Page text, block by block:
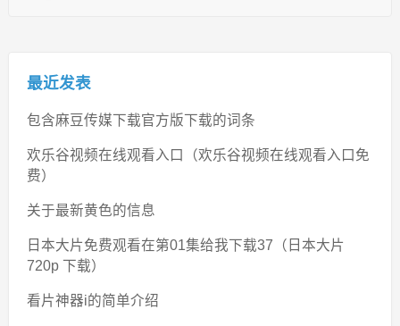
最近发表
包含麻豆传媒下载官方版下载的词条
欢乐谷视频在线观看入口（欢乐谷视频在线观看入口免
费）
关于最新黄色的信息
日本大片免费观看在第01集给我下载37（日本大片
720p 下载）
看片神器i的简单介绍